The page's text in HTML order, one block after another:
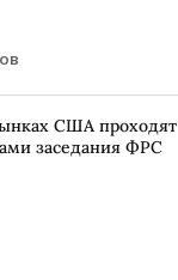
США проходят
заседания ФРС